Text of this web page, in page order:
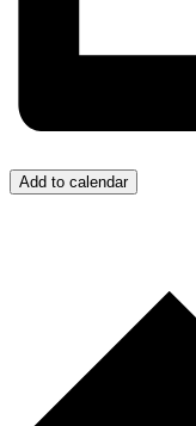
Add to calendar